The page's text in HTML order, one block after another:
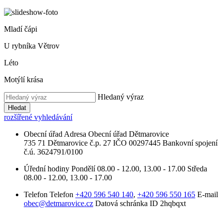
Mladí čápi
U rybníka Větrov
Léto
Motýlí krása
Hledaný výraz
Hledat
rozšířené vyhledávání
Obecní úřad Adresa Obecní úřad Dětmarovice
735 71 Dětmarovice č.p. 27 IČO 00297445 Bankovní spojení
č.ú. 3624791/0100
Úřední hodiny Pondělí 08.00 - 12.00, 13.00 - 17.00 Středa
08.00 - 12.00, 13.00 - 17.00
Telefon Telefon +420 596 540 140, +420 596 550 165 E-mail
obec@detmarovice.cz Datová schránka ID 2hqbqxt